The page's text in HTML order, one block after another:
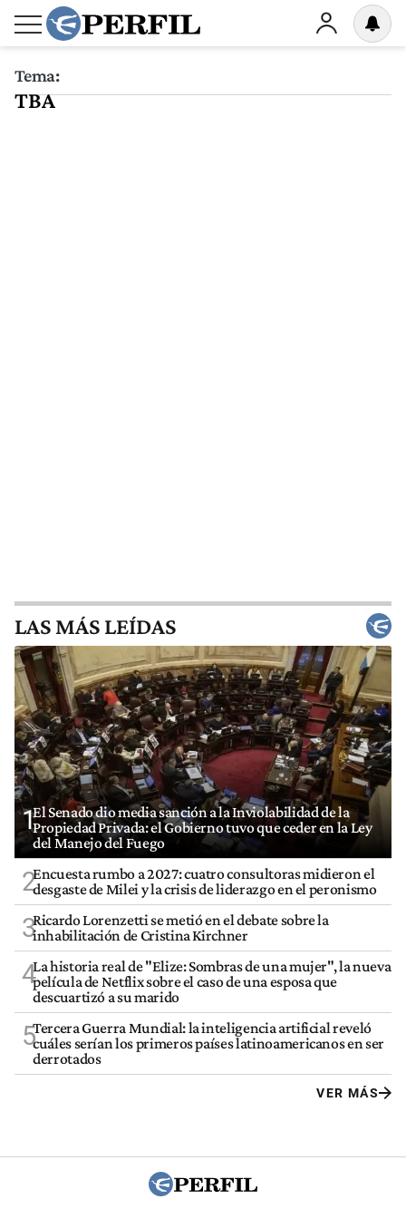
Tema:
TBA
LAS MÁS LEÍDAS
1El Senado dio media sanción a la Inviolabilidad de la
Propiedad Privada: el Gobierno tuvo que ceder en la Ley
del Manejo del Fuego
2Encuesta rumbo a 2027: cuatro consultoras midieron el
desgaste de Milei y la crisis de liderazgo en el peronismo
3Ricardo Lorenzetti se metió en el debate sobre la
inhabilitación de Cristina Kirchner
4La historia real de "Elize: Sombras de una mujer", la nueva
película de Netflix sobre el caso de una esposa que
descuartizó a su marido
5Tercera Guerra Mundial: la inteligencia artificial reveló
cuáles serían los primeros países latinoamericanos en ser
derrotados
VER MÁS